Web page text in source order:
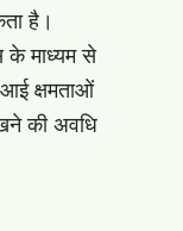
है।
माध्यम से
क्षमताओं
की अवधि